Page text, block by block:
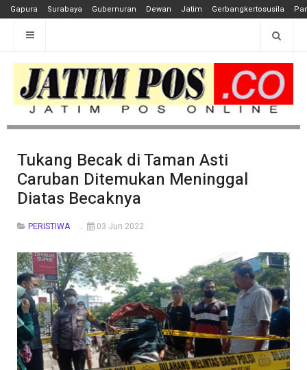
Gapura Surabaya Gubernuran Dewan Jatim Gerbangkertosusila
Tukang Becak di Taman Asti
Caruban Ditemukan Meninggal
Diatas Becaknya
PERISTIWA 03 Jun 2022